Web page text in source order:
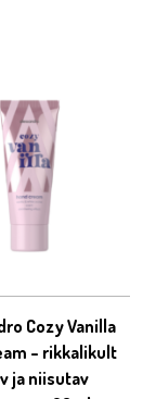
Cozy Vanilla
– rikkalikult
ja niisutav